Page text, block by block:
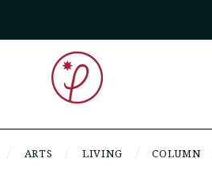
ARTS LIVING COLUMN